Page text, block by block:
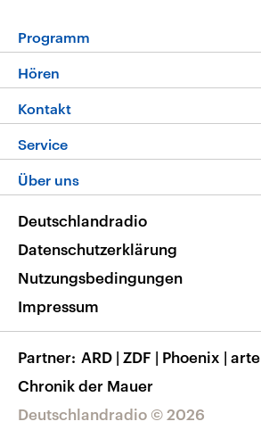
Programm
Programm
Die Nachrichten
Nachrichtenleicht
Neue Beiträge auf dlf.de
Hören
Livestream
Podcasts
Deutschlandfunk App
Nachrichten App
Frequenzen
Kontakt
Hörerservice
Service
FAQ
Veranstaltungen
Musikliste
RSS
Über uns
Barrierefreiheit
Deutschlandradio © 2026
Deutschlandradio
Datenschutzerklärung
Nutzungsbedingungen
Impressum
Partner ARD | ZDF | Phoenix | arte
Chronik der Mauer